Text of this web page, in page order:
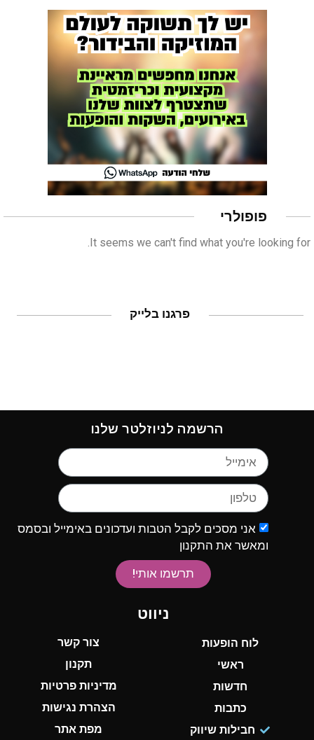
פופולרי
It seems we can't find what you're looking for.
פרגנו בלייק
הרשמה לניוזלטר שלנו
אני מסכים לקבל הטבות ועדכונים באימייל ובסמס
ומאשר את התקנון
תרשמו אותי!
ניווט
לוח הופעות
ראשי
חדשות
כתבות
חבילות שיווק
צור קשר
תקנון
מדיניות פרטיות
הצהרת נגישות
מפת אתר